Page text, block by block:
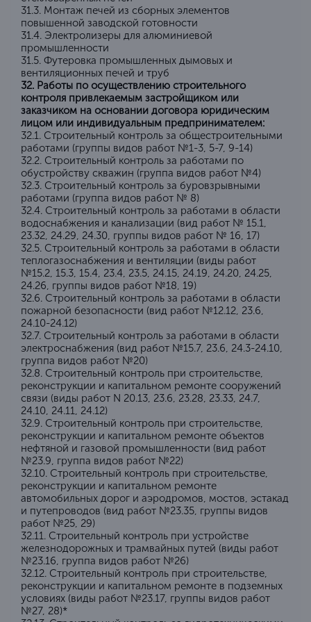
31.3. Монтаж печей из сборных элементов
повышенной заводской готовности
31.4. Электролизеры для алюминиевой
промышленности
31.5. Футеровка промышленных дымовых и
вентиляционных печей и труб
32. Работы по осуществлению строительного
контроля привлекаемым застройщиком или
заказчиком на основании договора юридическим
лицом или индивидуальным предпринимателем:
32.1. Строительный контроль за общестроительными
работами (группы видов работ №1-3, 5-7, 9-14)
32.2. Строительный контроль за работами по
обустройству скважин (группа видов работ №4)
32.3. Строительный контроль за буровзрывными
работами (группа видов работ № 8)
32.4. Строительный контроль за работами в области
водоснабжения и канализации (вид работ № 15.1,
23.32, 24.29, 24.30, группы видов работ № 16, 17)
32.5. Строительный контроль за работами в области
теплогазоснабжения и вентиляции (виды работ
№15.2, 15.3, 15.4, 23.4, 23.5, 24.15, 24.19, 24.20, 24.25,
24.26, группы видов работ №18, 19)
32.6. Строительный контроль за работами в области
пожарной безопасности (вид работ №12.12, 23.6,
24.10-24.12)
32.7. Строительный контроль за работами в области
электроснабжения (вид работ №15.7, 23.6, 24.3-24.10,
группа видов работ №20)
32.8. Строительный контроль при строительстве,
реконструкции и капитальном ремонте сооружений
связи (виды работ N 20.13, 23.6, 23.28, 23.33, 24.7,
24.10, 24.11, 24.12)
32.9. Строительный контроль при строительстве,
реконструкции и капитальном ремонте объектов
нефтяной и газовой промышленности (вид работ
№23.9, группа видов работ №22)
32.10. Строительный контроль при строительстве,
реконструкции и капитальном ремонте
автомобильных дорог и аэродромов, мостов, эстакад
и путепроводов (вид работ №23.35, группы видов
работ №25, 29)
32.11. Строительный контроль при устройстве
железнодорожных и трамвайных путей (виды работ
№23.16, группа видов работ №26)
32.12. Строительный контроль при строительстве,
реконструкции и капитальном ремонте в подземных
условиях (виды работ №23.17, группы видов работ
№27, 28)*